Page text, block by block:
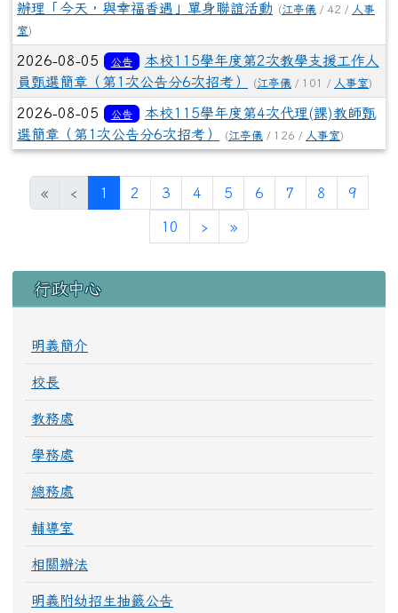
辦理「今天，與幸福香遇」單身聯誼活動
(江亭儀 / 42 / 人事
室)
2026-08-05 公告
本校115學年度第2次教學支援工作人
員甄選簡章（第1次公告分6次招考）
(江亭儀 / 101 / 人事室)
2026-08-05 公告
本校115學年度第4次代理(課)教師甄
選簡章（第1次公告分6次招考）
(江亭儀 / 126 / 人事室)
« ‹ 1 (目前頁次)
2 3 4 5 6 7 8 9
10 ›下一頁
»最後頁
左邊區域內容
行政中心
明義簡介
校長
教務處
學務處
總務處
輔導室
相關辦法
明義附幼招生抽籤公告